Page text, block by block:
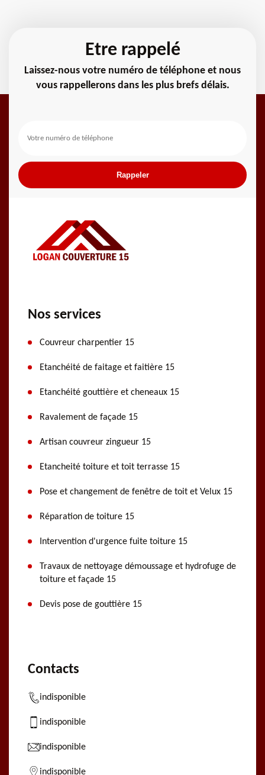
Etre rappelé
Laissez-nous votre numéro de téléphone et nous
vous rappellerons dans les plus brefs délais.
Nos services
Couvreur charpentier 15
Etanchéité de faitage et faitière 15
Etanchéité gouttière et cheneaux 15
Ravalement de façade 15
Artisan couvreur zingueur 15
Etancheité toiture et toit terrasse 15
Pose et changement de fenêtre de toit et Velux 15
Réparation de toiture 15
Intervention d'urgence fuite toiture 15
Travaux de nettoyage démoussage et hydrofuge de
toiture et façade 15
Devis pose de gouttière 15
Contacts
indisponible
indisponible
indisponible
indisponible